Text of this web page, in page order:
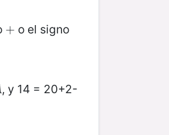
+
+ o el signo
, y 14 = 20+2-